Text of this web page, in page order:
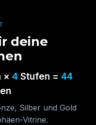
deine
× 4 Stufen = 44
Silber und Gold
Vitrine.